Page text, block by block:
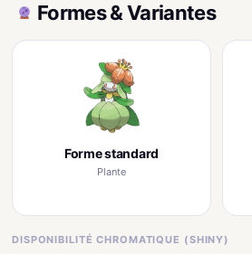
Formes & Variantes
Forme standard
Plante
DISPONIBILITÉ CHROMATIQUE (SHINY)